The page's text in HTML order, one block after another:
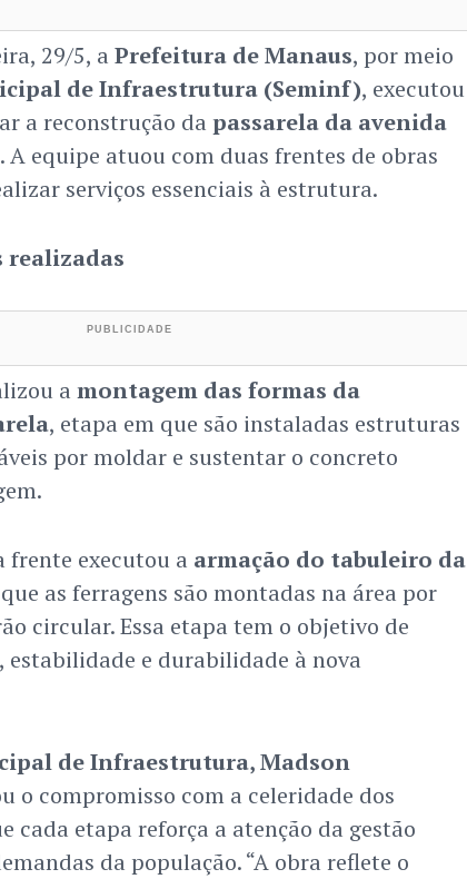
29/5, a Prefeitura de Manaus, por meio
de Infraestrutura (Seminf), executou
a reconstrução da passarela da avenida
. A equipe atuou com duas frentes de obras
serviços essenciais à estrutura.
realizadas
a montagem das formas da
, etapa em que são instaladas estruturas
por moldar e sustentar o concreto
frente executou a armação do tabuleiro da
as ferragens são montadas na área por
circular. Essa etapa tem o objetivo de
e durabilidade à nova
de Infraestrutura, Madson
o compromisso com a celeridade dos
cada etapa reforça a atenção da gestão
da população. “A obra reflete o